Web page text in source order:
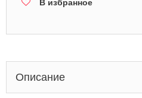
В избранное
Описание